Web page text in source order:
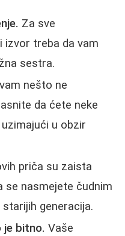
Za sve
izvor treba da vam
sestra.
nešto ne
da ćete neke
u obzir
priča su zaista
se nasmejete čudnim
generacija.
je bitno. Vaše